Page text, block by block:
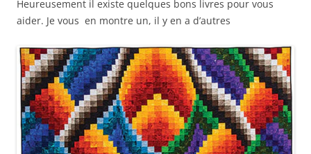
Heureusement il existe quelques bons livres pour vous
aider. Je vous en montre un, il y en a d’autres